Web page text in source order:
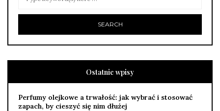
Ostatnie wpisy
Perfumy olejkowe a trwałość: jak wybrać i stosować
zapach, by cieszyć się nim dłużej